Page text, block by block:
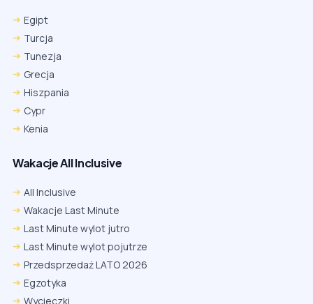
Egipt
Turcja
Tunezja
Grecja
Hiszpania
Cypr
Kenia
Wakacje All Inclusive
All Inclusive
Wakacje Last Minute
Last Minute wylot jutro
Last Minute wylot pojutrze
Przedsprzedaż LATO 2026
Egzotyka
Wycieczki